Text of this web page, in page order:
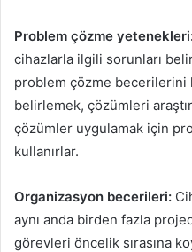
Problem çözme
cihazlarla ilgili sorunları
problem çözme becerilerini
belirlemek, çözümleri
çözümler uygulamak için
kullanırlar.
Organizasyon becerileri:
aynı anda birden fazla
görevleri öncelik sırasına